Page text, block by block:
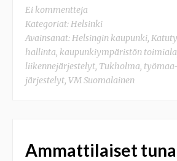
Ei kommentteja
Kategoriat:Helsinki
Avainsanat:Helsingin kaupunki,
hallinta, kaupunkiympäristön toimiala
liikennejärjestelyt, Tukholma,
järjestelyt, VM Suomalainen
Ammattilaiset